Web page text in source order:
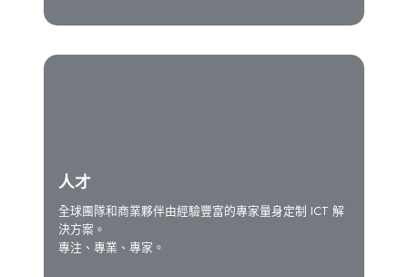
人才
全球團隊和商業夥伴由經驗豐富的專家量身定制 ICT 解
決方案。
專注、專業、專家。